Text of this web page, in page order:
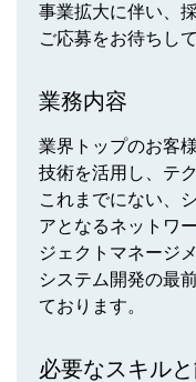
事業拡大に伴い、
ご応募をお待ちし
業務内容
業界トップのお客
技術を活用し、テ
これまでにない、
アとなるネットワ
ジェクトマネージ
システム開発の最
ております。
必要なスキル